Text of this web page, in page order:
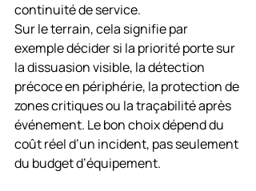
continuité de service.
Sur le terrain, cela signifie par
exemple décider si la priorité porte sur
la dissuasion visible, la détection
précoce en périphérie, la protection de
zones critiques ou la traçabilité après
événement. Le bon choix dépend du
coût réel d’un incident, pas seulement
du budget d’équipement.